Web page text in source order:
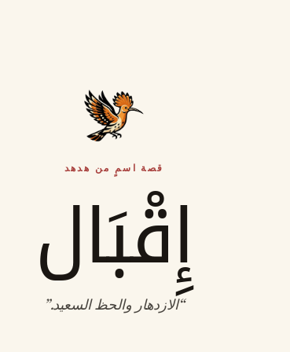
قصة اسمٍ من هدهد
إِقْبَال
“الازدهار والحظ السعيد.”